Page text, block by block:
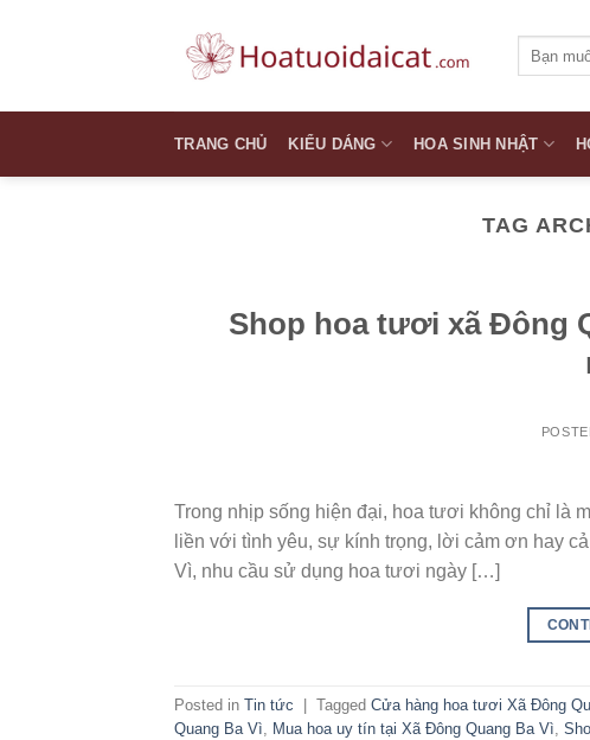
kiếm:
TRANG CHỦ KIỂU DÁNG HOA SINH NHẬT
TAG
Shop hoa tươi xã Đông
Trong nhịp sống hiện đại, hoa tươi không chỉ là
liền với tình yêu, sự kính trọng, lời cảm ơn hay
Vì, nhu cầu sử dụng hoa tươi ngày […]
Posted in Tin tức Tagged Cửa hàng hoa tươi Xã Đông
Quang Ba Vì, Mua hoa uy tín tại Xã Đông Quang Ba Vì,